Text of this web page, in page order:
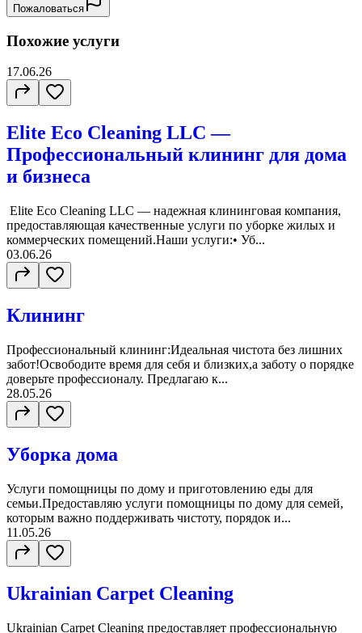
Пожаловаться
Похожие услуги
17.06.26
Elite Eco Cleaning LLC —
Профессиональный клининг для дома
и бизнеса
Elite Eco Cleaning LLC — надежная клининговая компания,
предоставляющая качественные услуги по уборке жилых и
коммерческих помещений.Наши услуги:• Уб...
03.06.26
Клининг
Профессиональный клининг:Идеальная чистота без лишних
забот!Освободите время для себя и близких,а заботу о порядке
доверьте профессионалу. Предлагаю к...
28.05.26
Уборка дома
Услуги помощницы по дому и приготовлению еды для
семьи.Предоставляю услуги помощницы по дому для семей,
которым важно поддерживать чистоту, порядок и...
11.05.26
Ukrainian Carpet Cleaning
Ukrainian Carpet Cleaning предоставляет профессиональную